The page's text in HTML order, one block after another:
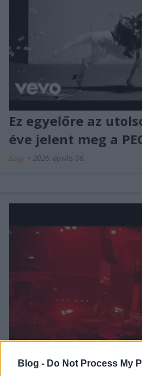
Blog - Do Not Process My
Ez egyelőre az
éve jelent meg a
Szigi. • 2026. április 06.